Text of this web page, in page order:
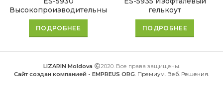
Высокопроизводительны
й Гелькоут
ПОДРОБНЕЕ
гелькоут
ПОДРОБНЕЕ
LIZARIN Moldova
2020. Все права защищены.
Сайт создан компанией - EMPREUS ORG. Премиум. Веб. Решения.